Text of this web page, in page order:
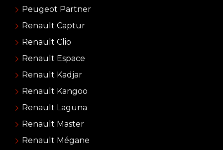
Peugeot Partner
Renault Captur
Renault Clio
Renault Espace
Renault Kadjar
Renault Kangoo
Renault Laguna
Renault Master
Renault Mégane